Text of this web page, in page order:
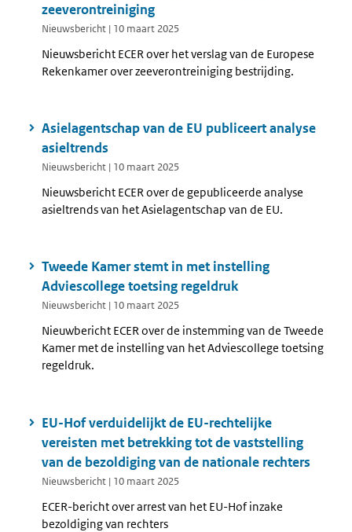
zeeverontreiniging
Nieuwsbericht | 10 maart 2025
Nieuwsbericht ECER over het verslag van de Europese
Rekenkamer over zeeverontreiniging bestrijding.
Asielagentschap van de EU publiceert analyse
asieltrends
Nieuwsbericht | 10 maart 2025
Nieuwsbericht ECER over de gepubliceerde analyse
asieltrends van het Asielagentschap van de EU.
Tweede Kamer stemt in met instelling
Adviescollege toetsing regeldruk
Nieuwsbericht | 10 maart 2025
Nieuwbericht ECER over de instemming van de Tweede
Kamer met de instelling van het Adviescollege toetsing
regeldruk.
EU-Hof verduidelijkt de EU-rechtelijke
vereisten met betrekking tot de vaststelling
van de bezoldiging van de nationale rechters
Nieuwsbericht | 10 maart 2025
ECER-bericht over arrest van het EU-Hof inzake
bezoldiging van rechters